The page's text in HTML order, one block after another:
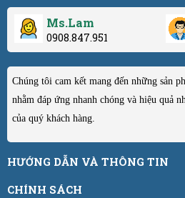
Ms.Lam
0908.847.951
Chúng tôi cam kết mang đến những sản
nhằm đáp ứng nhanh chóng và hiệu quả
của quý khách hàng.
HƯỚNG DẪN VÀ THÔNG TIN
CHÍNH SÁCH